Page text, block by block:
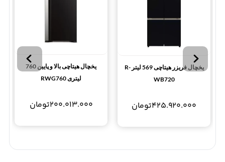
یخچال فریزر هیتاچی 569 لیتر R-
WB720
425.920.000تومان
یخچال هیتاچی بالا و پایین 760
لیتری RWG760
200.013.000تومان